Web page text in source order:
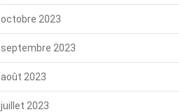
octobre 2023
septembre 2023
août 2023
juillet 2023